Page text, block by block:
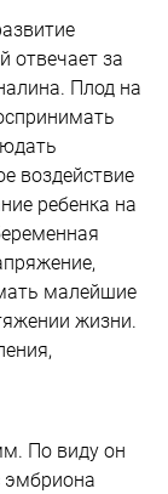
отвечает за
Плод на
воздействие
ребенка на
малейшие
жизни.
По виду он
эмбриона